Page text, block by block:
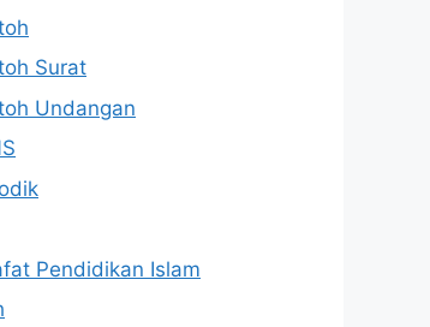
Surat
Undangan
Pendidikan Islam